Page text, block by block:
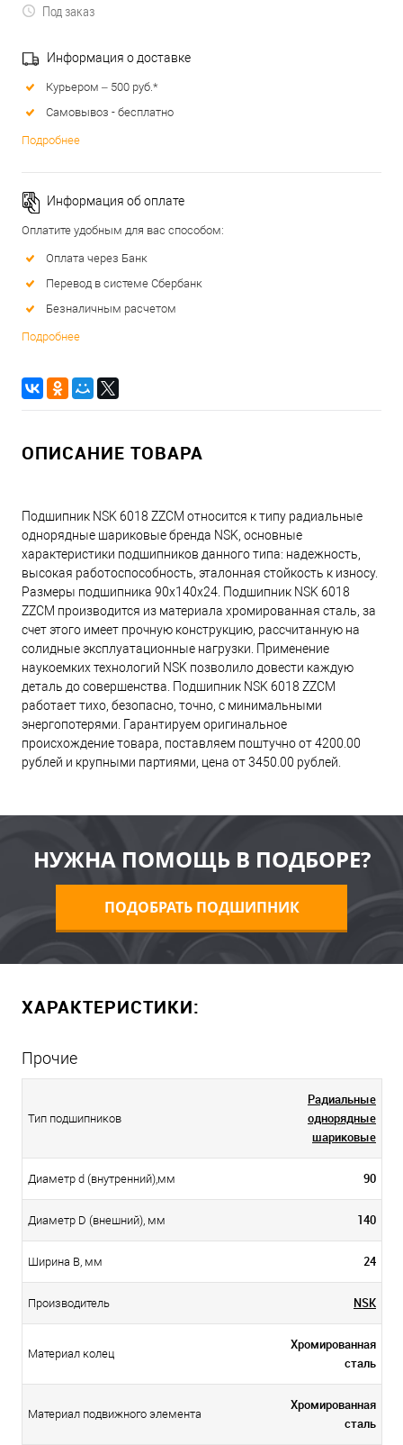
Под заказ
Информация о доставке
Курьером – 500 руб.*
Самовывоз - бесплатно
Подробнее
Информация об оплате
Оплатите удобным для вас способом:
Оплата через Банк
Перевод в системе Сбербанк
Безналичным расчетом
Подробнее
ОПИСАНИЕ ТОВАРА
Подшипник NSK 6018 ZZCM относится к типу радиальные
однорядные шариковые бренда NSK, основные
характеристики подшипников данного типа: надежность,
высокая работоспособность, эталонная стойкость к износу.
Размеры подшипника 90x140x24. Подшипник NSK 6018
ZZCM производится из материала хромированная сталь, за
счет этого имеет прочную конструкцию, рассчитанную на
солидные эксплуатационные нагрузки. Применение
наукоемких технологий NSK позволило довести каждую
деталь до совершенства. Подшипник NSK 6018 ZZCM
работает тихо, безопасно, точно, с минимальными
энергопотерями. Гарантируем оригинальное
происхождение товара, поставляем поштучно от 4200.00
рублей и крупными партиями, цена от 3450.00 рублей.
НУЖНА ПОМОЩЬ В ПОДБОРЕ?
ПОДОБРАТЬ ПОДШИПНИК
ХАРАКТЕРИСТИКИ:
Прочие
Тип подшипников
Радиальные
однорядные
шариковые
Диаметр d (внутренний),мм 90
Диаметр D (внешний), мм 140
Ширина B, мм 24
Производитель NSK
Материал колец
Хромированная
сталь
Материал подвижного элемента
Хромированная
сталь